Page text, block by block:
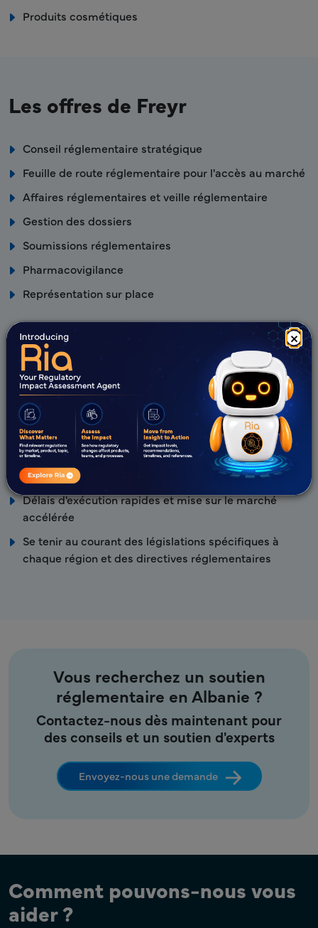
×
Produits cosmétiques
Les offres de Freyr
Conseil réglementaire stratégique
Feuille de route réglementaire pour l'accès au marché
Affaires réglementaires et veille réglementaire
Gestion des dossiers
Soumissions réglementaires
Pharmacovigilance
Représentation sur place
Avantages Freyr
Base de connaissances réglementaires locales
stratégique et bien maîtrisée – avec l'Agence
Nationale des Médicaments et Dispositifs Médicaux
Équipe réglementaire experte avec une expertise
mondiale avérée en RA
Approche proactive et collaborative
Délais d'exécution rapides et mise sur le marché
accélérée
Se tenir au courant des législations spécifiques à
chaque région et des directives réglementaires
Vous recherchez un soutien
réglementaire en Albanie ?
Contactez-nous dès maintenant pour
des conseils et un soutien d'experts
Envoyez-nous une demande
Comment pouvons-nous vous
aider ?